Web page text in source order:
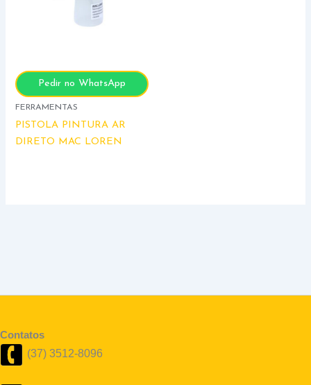
Pedir no WhatsApp
FERRAMENTAS
PISTOLA PINTURA AR
DIRETO MAC LOREN
Contatos
(37) 3512-8096